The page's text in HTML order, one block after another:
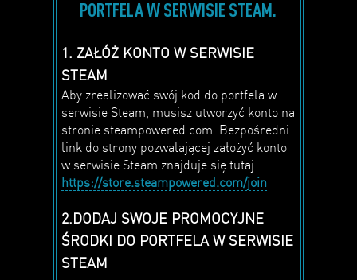
PORTFELA W SERWISIE STEAM.
1. ZAŁÓŻ KONTO W SERWISIE
STEAM
Aby zrealizować swój kod do portfela w
serwisie Steam, musisz utworzyć konto na
stronie steampowered.com. Bezpośredni
link do strony pozwalającej założyć konto
w serwisie Steam znajduje się tutaj:
https://store.steampowered.com/join
2.DODAJ SWOJE PROMOCYJNE
ŚRODKI DO PORTFELA W SERWISIE
STEAM